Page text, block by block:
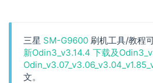
三星 SM-G9600 刷机工具/教程
新Odin3_v3.14.4 下载及
文。